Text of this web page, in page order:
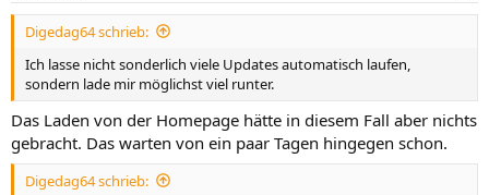
Digedag64 schrieb:
Ich lasse nicht sonderlich viele Updates automatisch laufen,
sondern lade mir möglichst viel runter.
Das Laden von der Homepage hätte in diesem Fall aber nichts
gebracht. Das warten von ein paar Tagen hingegen schon.
Digedag64 schrieb: